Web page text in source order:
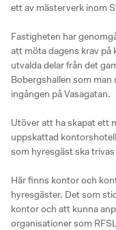
ett av mästerverk inom
Fastigheten har
att möta dagens krav på
utvalda delar från det
Bobergshallen som
ingången på Vasagatan.
Utöver att ha skapat ett
uppskattad
som hyresgäst ska
Här finns kontor och
hyresgäster. Det som
kontor och att kunna
organisationer som